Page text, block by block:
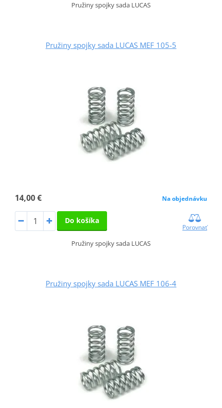
Pružiny spojky sada LUCAS
Pružiny spojky sada LUCAS MEF 105-5
14,00 € Na objednávku
Do košíka
Porovnať
Pružiny spojky sada LUCAS
Pružiny spojky sada LUCAS MEF 106-4